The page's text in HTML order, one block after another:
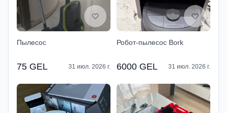
Пылесос
75 GEL 31 июл. 2026 г.
Робот-пылесос Bork
6000 GEL 31 июл. 2026 г.